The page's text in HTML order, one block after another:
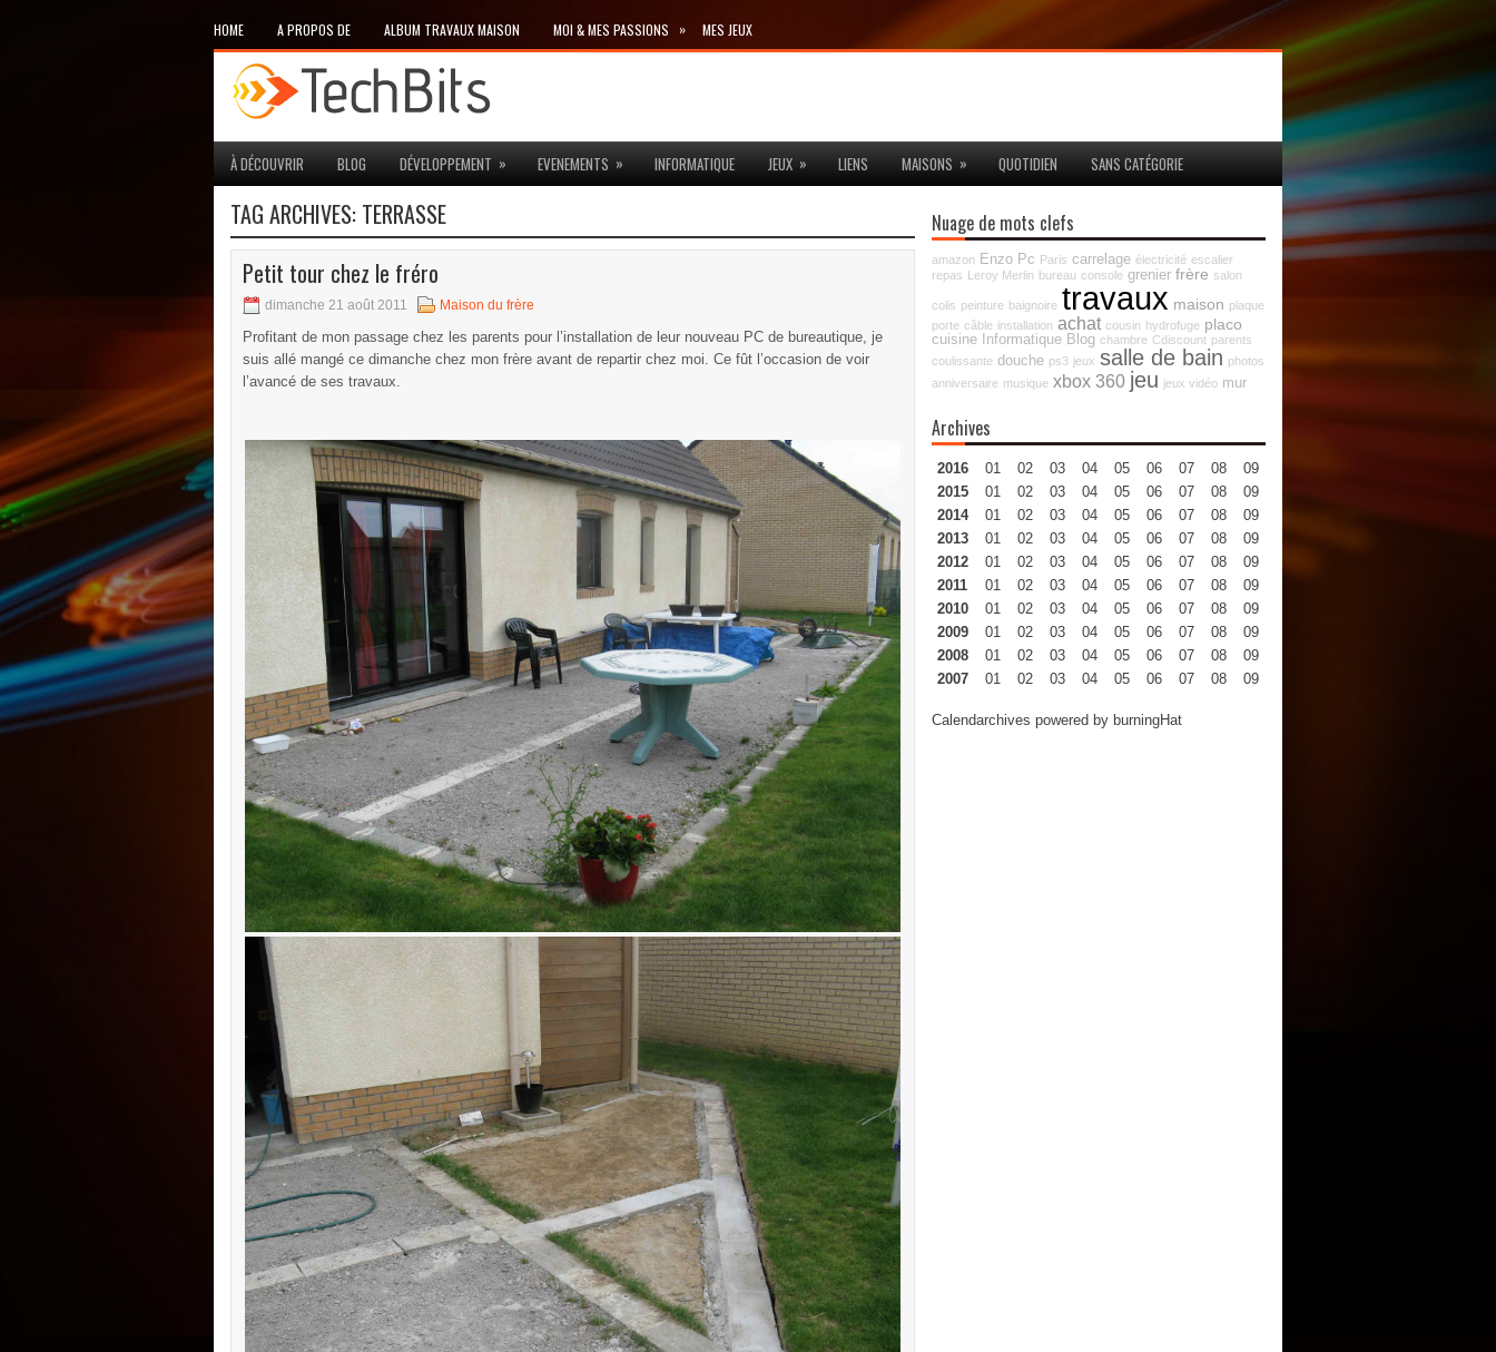
HOME A PROPOS DE ALBUM TRAVAUX MAISON MOI & MES PASSIONS » MES JEUX
À DÉCOUVRIR BLOG DÉVELOPPEMENT » EVENEMENTS » INFORMATIQUE JEUX » LIENS MAISONS » QUOTIDIEN SANS CATÉGORIE
TAG ARCHIVES: TERRASSE
Petit tour chez le fréro
dimanche 21 août 2011 Maison du frère
Profitant de mon passage chez les parents pour l’installation de leur nouveau PC de bureautique, je
suis allé mangé ce dimanche chez mon frère avant de repartir chez moi. Ce fût l’occasion de voir
l’avancé de ses travaux.
Nuage de mots clefs
amazon Enzo Pc Paris carrelage électricité escalier
repas Leroy Merlin bureau console grenier frère salon
colis peinture baignoire travaux maison plaque
porte câble installation achat cousin hydrofuge placo
cuisine Informatique Blog chambre Cdiscount parents
coulissante douche ps3 jeux salle de bain photos
anniversaire musique xbox 360 jeu jeux vidéo mur
Archives
2016 01 02 03 04 05 06 07 08 09
2015
01 02 03 04 05 06 07 08 09
2014
01 02 03 04 05 06 07 08 09
2013
01 02 03 04 05 06 07 08 09
2012
01 02 03 04 05 06 07 08 09
2011
01 02 03 04 05 06 07 08 09
2010
01 02 03 04 05 06 07 08 09
2009
01 02 03 04 05 06 07 08 09
2008
01 02 03 04 05 06 07 08 09
2007
01 02 03 04 05 06 07 08 09
Calendarchives powered by burningHat